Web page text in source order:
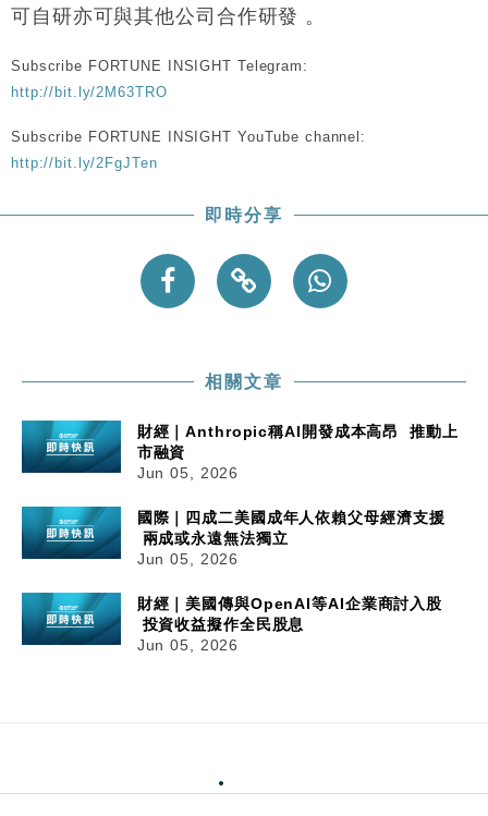
18:15
本地｜新世界K11 9月升級會員制度 增鉑金卡級別鎖
17:40
財經｜本港6月零售額連升14個月 珠寶鐘錶銷售升勢
最強
16:33
50%
可自研亦可與其他公司合作研發 。
Subscribe FORTUNE INSIGHT Telegram:
http://bit.ly/2M63TRO
Subscribe FORTUNE INSIGHT YouTube channel:
http://bit.ly/2FgJTen
即時分享
相關文章
財經｜Anthropic稱AI開發成本高昂 推動上
市融資
Jun 05, 2026
國際｜四成二美國成年人依賴父母經濟支援
兩成或永遠無法獨立
Jun 05, 2026
財經｜美國傳與OpenAI等AI企業商討入股
投資收益擬作全民股息
Jun 05, 2026